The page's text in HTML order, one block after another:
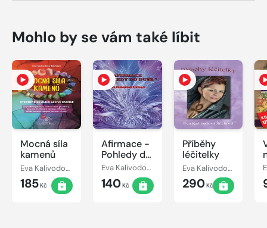
Mohlo by se vám také líbit
Mocná síla
kamenů
Eva Kalivodová Štichová
185Kč
Afirmace -
Pohledy do
duše
Eva Kalivodová Štichová
140Kč
Příběhy
léčitelky
Eva Kalivodová Štichová
290Kč